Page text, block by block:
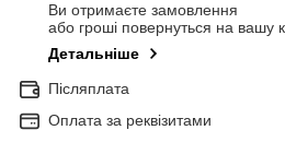
Ви отримаєте замовлення
або гроші повернуться на вашу
Детальніше
Післяплата
Оплата за реквізитами